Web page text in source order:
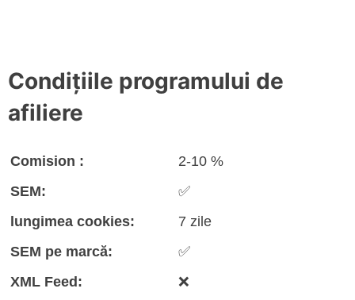
Condițiile programului de
afiliere
Comision :
2-10 %
SEM:
✅
lungimea cookies:
7 zile
SEM pe marcă:
✅
XML Feed:
❌